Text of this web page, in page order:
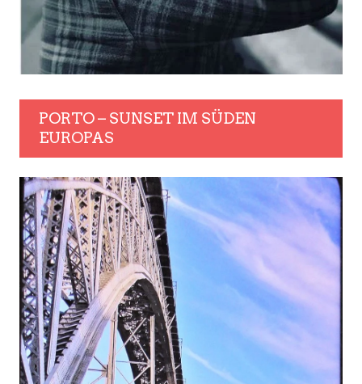
PORTO – SUNSET IM SÜDEN
EUROPAS